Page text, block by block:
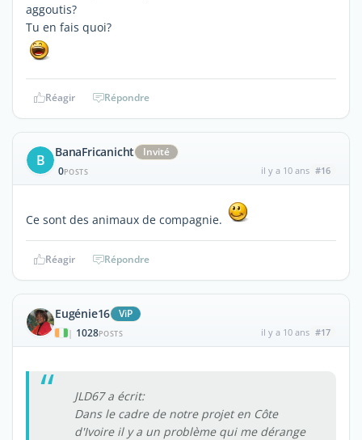
aggoutis?
Tu en fais quoi?
Réagir Répondre
B BanaFricanicht
Invité
0POSTS il y a 10 ans #16
Ce sont des animaux de compagnie.
Réagir Répondre
Eugénie16 ViP
| 1028POSTS il y a 10 ans #17
JLD67 a écrit:
Dans le cadre de notre projet en Côte
d'Ivoire il y a un problème qui me dérange